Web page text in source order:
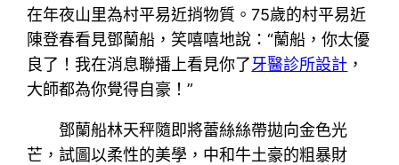
在年夜山里為村平易近捎物質。75歲的村平易近
陳登春看見鄧蘭船，笑嘻嘻地說：“蘭船，你太優
良了！我在消息聯播上看見你了牙醫診所設計 ，
大師都為你覺得自豪！”
鄧蘭船林天秤隨即將蕾絲絲帶拋向金色光
芒，試圖以柔性的美學，中和牛土豪的粗暴財